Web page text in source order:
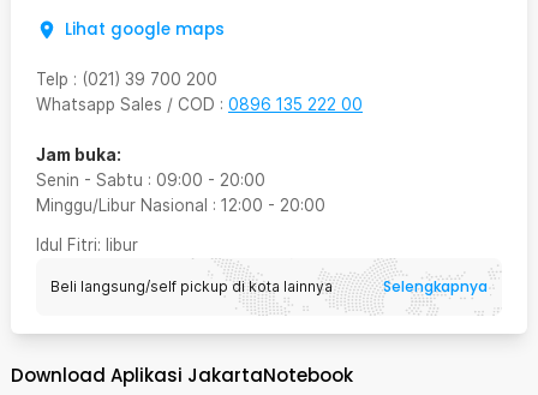
Lihat google maps
Telp : (021) 39 700 200
Whatsapp Sales / COD : 0896 135 222 00
Jam buka:
Senin - Sabtu : 09:00 - 20:00
Minggu/Libur Nasional : 12:00 - 20:00
Idul Fitri: libur
Beli langsung/self pickup di kota lainnya Selengkapnya
Download Aplikasi JakartaNotebook